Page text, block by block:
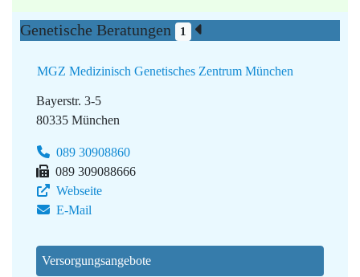
Genetische Beratungen 1
MGZ Medizinisch Genetisches Zentrum München
Bayerstr. 3-5
80335 München
089 30908860
089 309088666
Webseite
E-Mail
Versorgungsangebote